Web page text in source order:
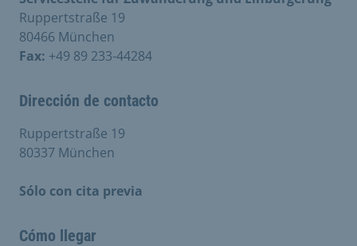
Ruppertstraße 19
80466 München
Fax: +49 89 233-44284
Dirección de contacto
Ruppertstraße 19
80337 München
Sólo con cita previa
Cómo llegar